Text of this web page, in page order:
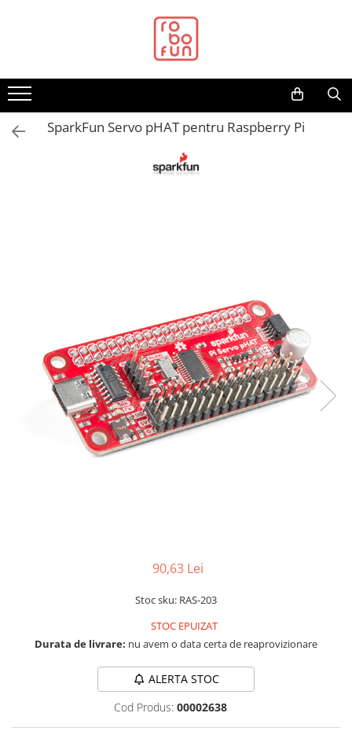
Arduino Original
Arduino Compatibil
Raspberry PI
Module
Adaptoare si convertoare
RS-485
SparkFun Servo pHAT pentru Raspberry Pi
90,63 Lei
Stoc sku: RAS-203
STOC EPUIZAT
Durata de livrare: nu avem o data certa de reaprovizionare
ALERTA STOC
Cod Produs: 00002638